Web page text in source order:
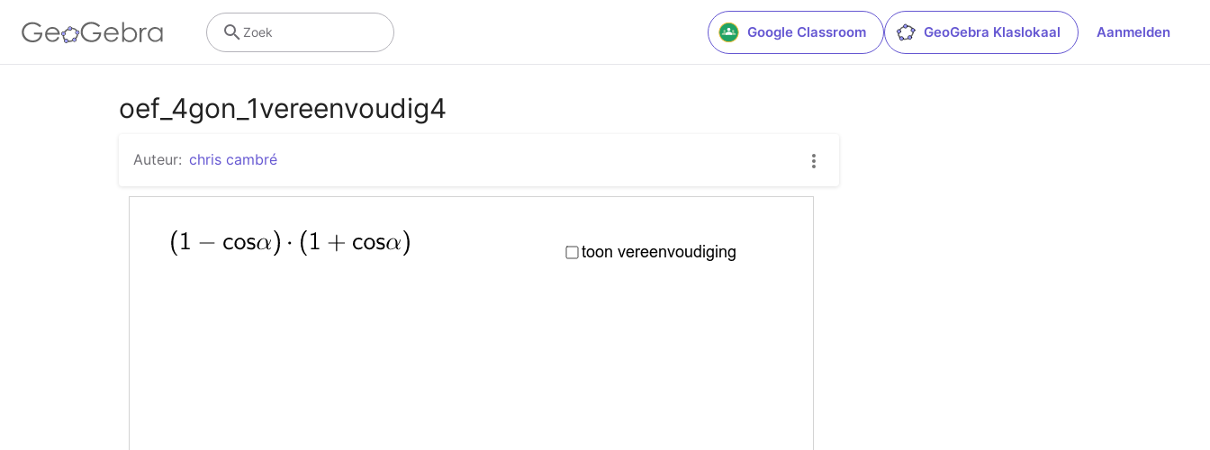
Google Classroom GeoGebra Klaslokaal Aanmelden
Zoek
oef_4gon_1vereenvoudig4
Auteur: chris cambré